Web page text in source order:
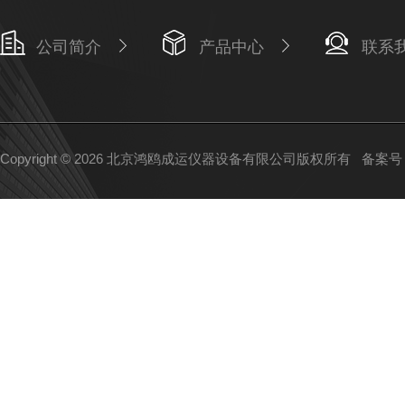
公司简介 产品中心 联系
Copyright © 2026 北京鸿鸥成运仪器设备有限公司版权所有 备案号